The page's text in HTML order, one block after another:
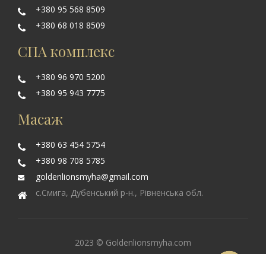
+380 95 568 8509
+380 68 018 8509
СПА комплекс
+380 96 970 5200
+380 95 943 7775
Масаж
+380 63 454 5754
+380 98 708 5785
goldenlionsmyha@gmail.com
с.Смига, Дубенський р-н., Рівненська обл.
2023 © Goldenlionsmyha.com